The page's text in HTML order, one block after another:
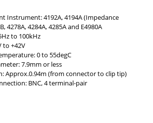
Instrument: 4192A, 4194A (Impedance
4278A, 4284A, 4285A and E4980A
to 100kHz
to +42V
0 to 55degC
7.9mm or less
Approx.0.94m (from connector to clip tip)
BNC, 4 terminal-pair